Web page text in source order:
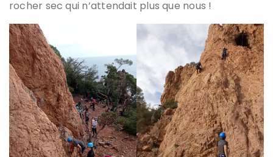
rocher sec qui n’attendait plus que nous !